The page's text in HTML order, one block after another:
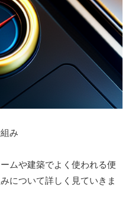
み
ムや建築でよく使われる便
について詳しく見ていきま